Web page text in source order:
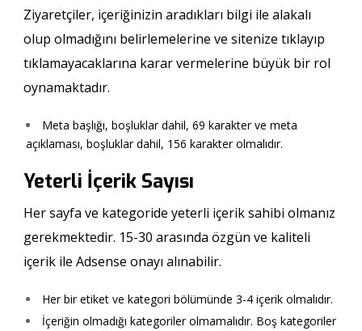
Ziyaretçiler, içeriğinizin aradıkları bilgi ile alakalı
olup olmadığını belirlemelerine ve sitenize tıklayıp
tıklamayacaklarına karar vermelerine büyük bir rol
oynamaktadır.
Meta başlığı, boşluklar dahil, 69 karakter ve meta
açıklaması, boşluklar dahil, 156 karakter olmalıdır.
Yeterli İçerik Sayısı
Her sayfa ve kategoride yeterli içerik sahibi olmanız
gerekmektedir. 15-30 arasında özgün ve kaliteli
içerik ile Adsense onayı alınabilir.
Her bir etiket ve kategori bölümünde 3-4 içerik olmalıdır.
İçeriğin olmadığı kategoriler olmamalıdır. Boş kategoriler